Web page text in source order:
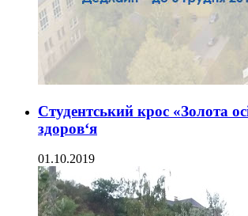
Студентський крос «Золота
здоров‘я
01.10.2019